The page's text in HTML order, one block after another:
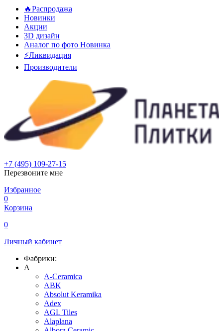
🔥Распродажа
Новинки
Акции
3D дизайн
Аналог по фото Новинка
⚡Ликвидация
Производители
+7 (495) 109-27-15
Перезвоните мне
Избранное
0
Корзина
0
Личный кабинет
Фабрики:
A
A-Ceramica
ABK
Absolut Keramika
Adex
AGL Tiles
Alaplana